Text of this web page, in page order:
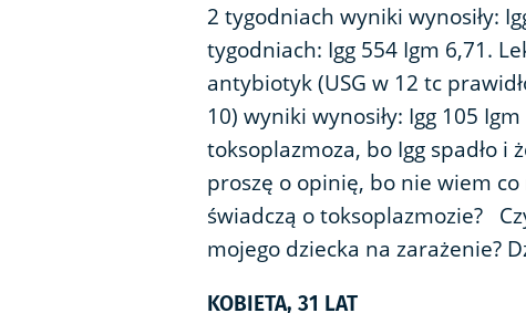
2 tygodniach wyniki wynosiły:
tygodniach: Igg 554 Igm 6,71.
antybiotyk (USG w 12 tc
10) wyniki wynosiły: Igg 105
toksoplazmoza, bo Igg spadło
proszę o opinię, bo nie wiem
świadczą o toksoplazmozie?
mojego dziecka na zarażenie?
KOBIETA, 31 LAT